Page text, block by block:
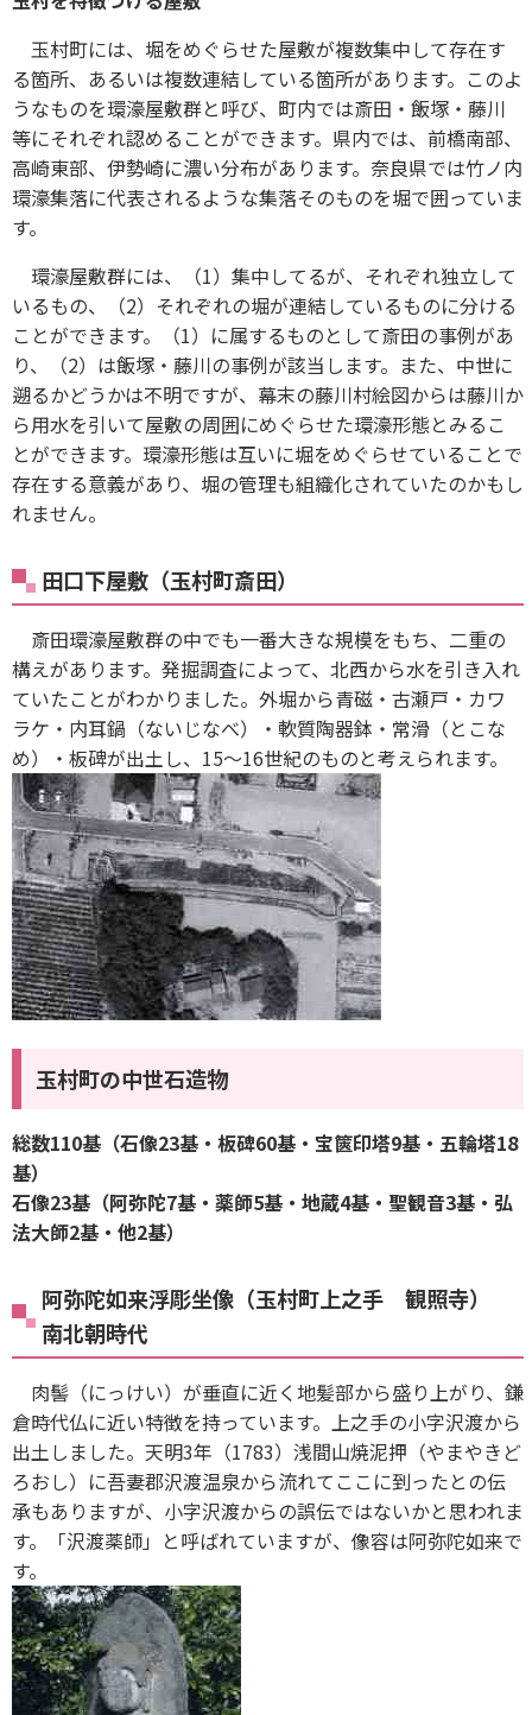
玉村町には、堀をめぐらせた屋敷が複数集中して存在す
る箇所、あるいは複数連結している箇所があります。このよ
うなものを環濠屋敷群と呼び、町内では斎田・飯塚・藤川
等にそれぞれ認めることができます。県内では、前橋南部、
高崎東部、伊勢崎に濃い分布があります。奈良県では竹ノ内
環濠集落に代表されるような集落そのものを堀で囲っていま
す。
環濠屋敷群には、（1）集中してるが、それぞれ独立して
いるもの、（2）それぞれの堀が連結しているものに分ける
ことができます。（1）に属するものとして斎田の事例があ
り、（2）は飯塚・藤川の事例が該当します。また、中世に
遡るかどうかは不明ですが、幕末の藤川村絵図からは藤川か
ら用水を引いて屋敷の周囲にめぐらせた環濠形態とみるこ
とができます。環濠形態は互いに堀をめぐらせていることで
存在する意義があり、堀の管理も組織化されていたのかもし
れません。
田口下屋敷（玉村町斎田）
斎田環濠屋敷群の中でも一番大きな規模をもち、二重の
構えがあります。発掘調査によって、北西から水を引き入れ
ていたことがわかりました。外堀から青磁・古瀬戸・カワ
ラケ・内耳鍋（ないじなべ）・軟質陶器鉢・常滑（とこな
め）・板碑が出土し、15～16世紀のものと考えられます。
玉村町の中世石造物
総数110基（石像23基・板碑60基・宝篋印塔9基・五輪塔18
基）
石像23基（阿弥陀7基・薬師5基・地蔵4基・聖観音3基・弘
法大師2基・他2基）
阿弥陀如来浮彫坐像（玉村町上之手 観照寺）
南北朝時代
肉髻（にっけい）が垂直に近く地髪部から盛り上がり、鎌
倉時代仏に近い特徴を持っています。上之手の小字沢渡から
出土しました。天明3年（1783）浅間山焼泥押（やまやきど
ろおし）に吾妻郡沢渡温泉から流れてここに到ったとの伝
承もありますが、小字沢渡からの誤伝ではないかと思われま
す。「沢渡薬師」と呼ばれていますが、像容は阿弥陀如来で
す。